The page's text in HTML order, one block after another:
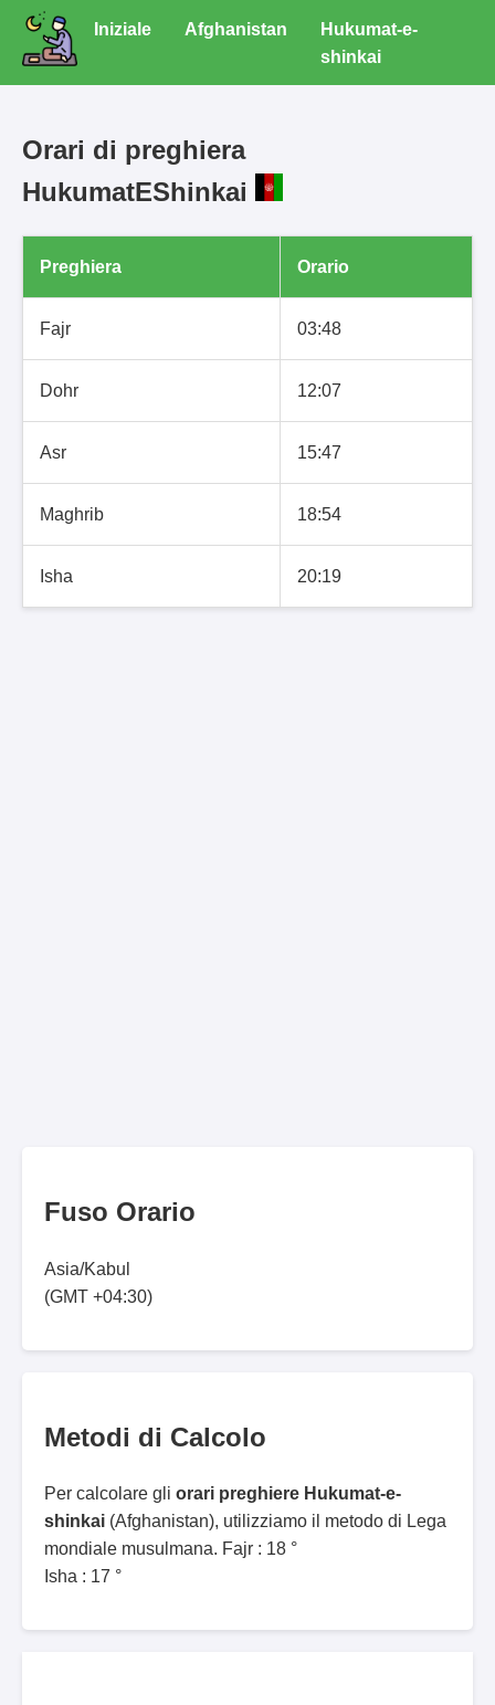
Iniziale Afghanistan
Hukumat-e-
shinkai
Orari di preghiera
HukumatEShinkai
Preghiera Orario
Fajr 03:48
Dohr 12:07
Asr 15:47
Maghrib 18:54
Isha 20:19
Fuso Orario
Asia/Kabul
(GMT +04:30)
Metodi di Calcolo
Per calcolare gli orari preghiere Hukumat-e-
shinkai (Afghanistan), utilizziamo il metodo di Lega
mondiale musulmana. Fajr : 18 °
Isha : 17 °